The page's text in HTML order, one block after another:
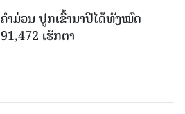
ຄໍາມ່ວນ ປູກເຂົ້ານາປີໄດ້ທັງໝົດ
91,472 ເຮັກຕາ